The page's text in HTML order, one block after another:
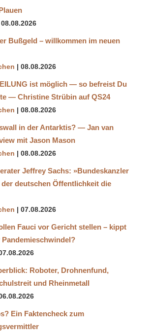
08.08.2026
Bußgeld – willkommen im neuen
08.08.2026
ist möglich — so befreist Du
— Christine Strübin auf QS24
08.08.2026
in der Antarktis? — Jan van
mit Jason Mason
08.08.2026
Jeffrey Sachs: »Bundeskanzler
der deutschen Öffentlichkeit die
07.08.2026
Fauci vor Gericht stellen – kippt
Roboter, Drohnenfund,
und Rheinmetall
Ein Faktencheck zum